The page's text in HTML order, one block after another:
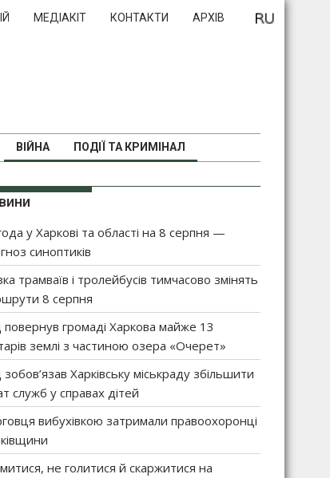
МЕДІАКІТ КОНТАКТИ АРХІВ
ВІЙНА ПОДІЇ ТА КРИМІНАЛ
у Харкові та області на 8 серпня —
синоптиків
трамваїв і тролейбусів тимчасово змінять
8 серпня
повернув громаді Харкова майже 13
землі з частиною озера «Очерет»
Харківську міськраду збільшити
служб у справах дітей
вибухівкою затримали правоохоронці
не голитися й скаржитися на